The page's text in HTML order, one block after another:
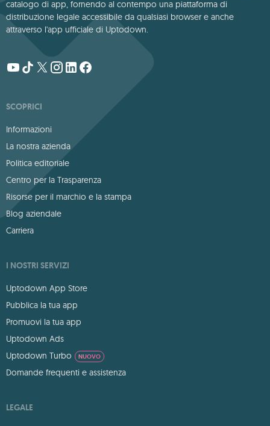
catalogo di app, fornendo al contempo una piattaforma di
distribuzione legale accessibile da qualsiasi browser e anche
attraverso l'app ufficiale di Uptodown.
SCOPRICI
Informazioni
La nostra azienda
Politica editoriale
Centro per la Trasparenza
Risorse per il marchio e la stampa
Blog aziendale
Carriera
I NOSTRI SERVIZI
Uptodown App Store
Pubblica la tua app
Promuovi la tua app
Uptodown Ads
Uptodown Turbo
NUOVO
Domande frequenti e assistenza
LEGALE